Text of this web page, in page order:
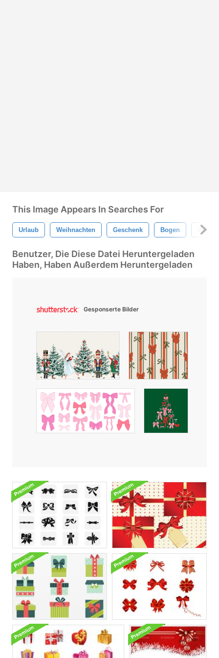
This Image Appears In Searches For
Urlaub Weihnachten Geschenk Bogen
Benutzer, Die Diese Datei Heruntergeladen
Haben, Haben Außerdem Heruntergeladen
Gesponserte Bilder